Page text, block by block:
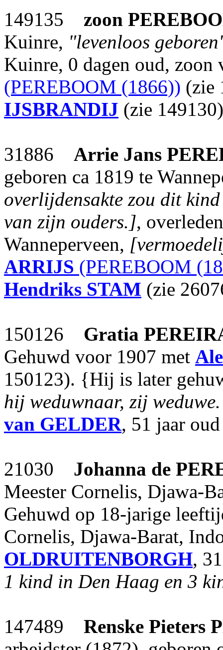
149135 zoon
Kuinre, "levenloos
Kuinre, 0 dagen oud, zoon
(PEREBOOM (1866)) (zie
IJSBRANDIJ (zie
31886 Arrie Jans
geboren ca 1819 te
overlijdensakte zou dit
van zijn ouders.],
Wanneperveen,
ARRIJS (PEREBOOM
Hendriks STAM (zie
150126 Gratia
Gehuwd voor 1907 met
150123). {Hij is later
hij weduwnaar, zij weduwe.
van GELDER, 51 jaar
21030 Johanna de
Meester Cornelis, Djawa-
Gehuwd op 18-jarige
Cornelis, Djawa-Barat,
OLDRUITENBORGH,
1 kind in Den Haag en 3
147489 Renske Pieters